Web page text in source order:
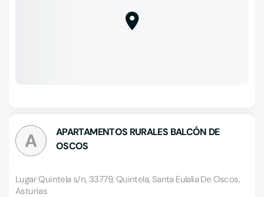
A
APARTAMENTOS RURALES BALCÓN DE
OSCOS
Lugar Quintela s/n, 33779, Quintela, Santa Eulalia De Oscos,
Asturias